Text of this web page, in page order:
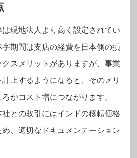
現地法人より高く設定されてい
字期間は支店の経費を日本側の損
スメリットがありますが、事業
上するようになると、そのメリ
かコスト増につながります。
社との取引にはインドの移転価格
、適切なドキュメンテーション